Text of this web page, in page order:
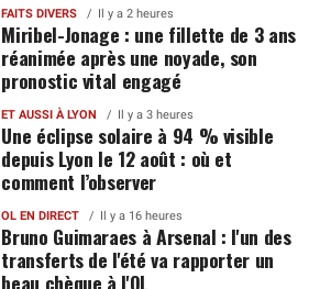
FAITS DIVERS Il y a 2 heures
Miribel-Jonage : une fillette de 3 ans
réanimée après une noyade, son
pronostic vital engagé
ET AUSSI À LYON Il y a 3 heures
Une éclipse solaire à 94 % visible
depuis Lyon le 12 août : où et
comment l’observer
OL EN DIRECT Il y a 16 heures
Bruno Guimaraes à Arsenal : l'un des
transferts de l'été va rapporter un
beau chèque à l'OL